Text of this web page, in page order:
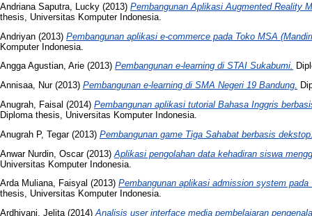
Andriana Saputra, Lucky (2013) Pembangunan Aplikasi Augmented Reality
thesis, Universitas Komputer Indonesia.
Andriyan (2013) Pembangunan aplikasi e-commerce pada Toko MSA
Komputer Indonesia.
Angga Agustian, Arie (2013) Pembangunan e-learning di STAI Sukabumi.
Annisaa, Nur(2013) Pembangunan e-learning di SMA Negeri 19 Bandung.
Anugrah, Faisal (2014) Pembangunan aplikasi tutorial Bahasa Inggris
Diploma thesis, Universitas Komputer Indonesia.
Anugrah P, Tegar(2013) Pembangunan game Tiga Sahabat berbasis
Anwar Nurdin, Oscar(2013) Aplikasi pengolahan data kehadiran siswa
Universitas Komputer Indonesia.
Arda Muliana, Faisyal (2013) Pembangunan aplikasi admission system
thesis, Universitas Komputer Indonesia.
Ardhiyani, Jelita(2014)Analisis user interface media pembelajaran